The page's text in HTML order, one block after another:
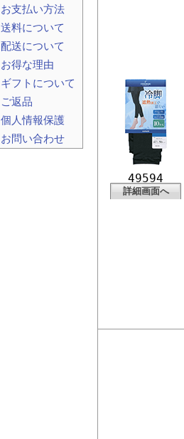
49594
詳細画面へ
お支払い方法
送料について
配送について
お得な理由
ギフトについて
ご返品
個人情報保護
お問い合わせ